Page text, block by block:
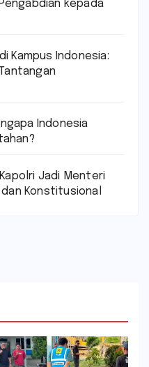
kepada
Kampus Indonesia:
Indonesia
Kapolri Jadi Menteri
dan Konstitusional